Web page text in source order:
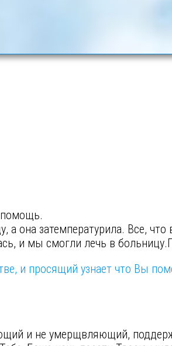
она затемпературила. Все,
и мы смогли лечь в
и просящий узнает что Вы
и не умерщвляющий,